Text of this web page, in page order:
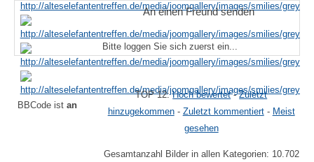
BBCode ist an
An einen Freund senden
Bitte loggen Sie sich zuerst ein...
TOP 12:Hoch bewertet-Zuletzt
hinzugekommen- Zuletzt kommentiert- Meist
gesehen
Gesamtanzahl Bilder in allen Kategorien: 10.702